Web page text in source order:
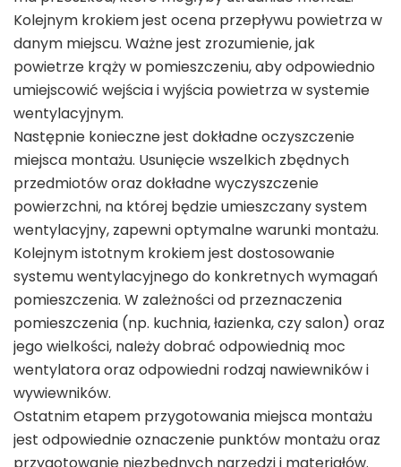
Kolejnym krokiem jest ocena przepływu powietrza w
danym miejscu. Ważne jest zrozumienie, jak
powietrze krąży w pomieszczeniu, aby odpowiednio
umiejscowić wejścia i wyjścia powietrza w systemie
wentylacyjnym.
Następnie konieczne jest dokładne oczyszczenie
miejsca montażu. Usunięcie wszelkich zbędnych
przedmiotów oraz dokładne wyczyszczenie
powierzchni, na której będzie umieszczany system
wentylacyjny, zapewni optymalne warunki montażu.
Kolejnym istotnym krokiem jest dostosowanie
systemu wentylacyjnego do konkretnych wymagań
pomieszczenia. W zależności od przeznaczenia
pomieszczenia (np. kuchnia, łazienka, czy salon) oraz
jego wielkości, należy dobrać odpowiednią moc
wentylatora oraz odpowiedni rodzaj nawiewników i
wywiewników.
Ostatnim etapem przygotowania miejsca montażu
jest odpowiednie oznaczenie punktów montażu oraz
przygotowanie niezbędnych narzędzi i materiałów.